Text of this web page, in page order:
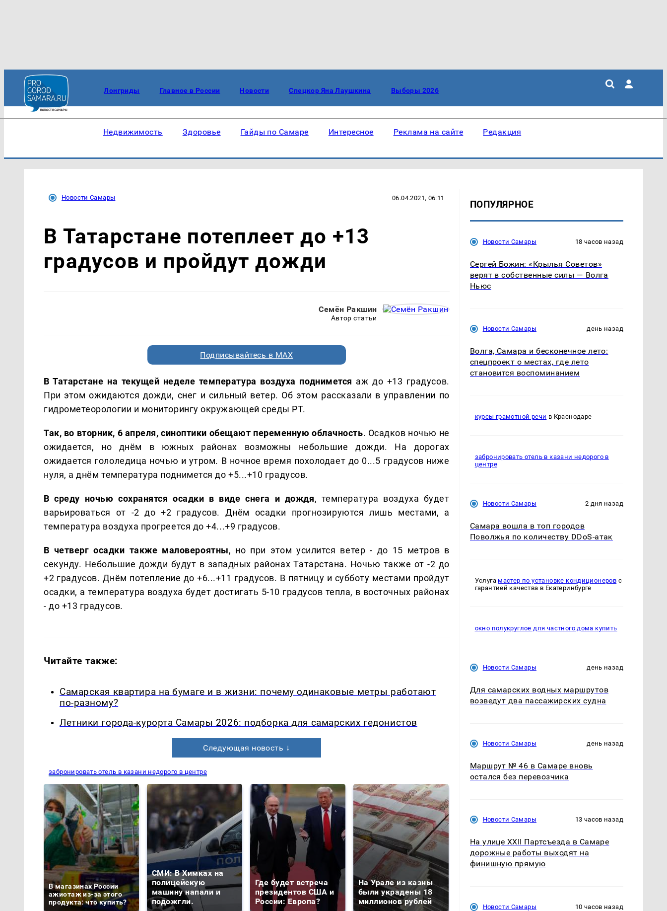
Лонгриды Главное в России Новости Спецкор Яна Лаушкина Выборы 2026
Недвижимость Здоровье Гайды по Самаре Интересное Реклама на сайте Редакция
Новости Самары 06.04.2021, 06:11
В Татарстане потеплеет до +13
градусов и пройдут дожди
Семён Ракшин
Автор статьи
Подписывайтесь в MAX
В Татарстане на текущей неделе температура воздуха поднимется аж до +13 градусов.
При этом ожидаются дожди, снег и сильный ветер. Об этом рассказали в управлении по
гидрометеорологии и мониторингу окружающей среды РТ.
Так, во вторник, 6 апреля, синоптики обещают переменную облачность. Осадков ночью не
ожидается, но днём в южных районах возможны небольшие дожди. На дорогах
ожидается гололедица ночью и утром. В ночное время похолодает до 0...5 градусов ниже
нуля, а днём температура поднимется до +5...+10 градусов.
В среду ночью сохранятся осадки в виде снега и дождя, температура воздуха будет
варьироваться от -2 до +2 градусов. Днём осадки прогнозируются лишь местами, а
температура воздуха прогреется до +4...+9 градусов.
В четверг осадки также маловероятны, но при этом усилится ветер - до 15 метров в
секунду. Небольшие дожди будут в западных районах Татарстана. Ночью также от -2 до
+2 градусов. Днём потепление до +6...+11 градусов. В пятницу и субботу местами пройдут
осадки, а температура воздуха будет достигать 5-10 градусов тепла, в восточных районах
- до +13 градусов.
Читайте также:
Самарская квартира на бумаге и в жизни: почему одинаковые метры работают
по-разному?
Летники города-курорта Самары 2026: подборка для самарских гедонистов
Следующая новость ↓
забронировать отель в казани недорого в центре
В магазинах России
ажиотаж из-за этого
продукта: что купить?
СМИ: В Химках на
полицейскую
машину напали и
подожгли.
Где будет встреча
президентов США и
России: Европа?
На Урале из казны
были украдены 18
миллионов рублей
так?!
ПОПУЛЯРНОЕ
Новости Самары 18 часов назад
Сергей Божин: «Крылья Советов»
верят в собственные силы — Волга
Ньюс
Новости Самары день назад
Волга, Самара и бесконечное лето:
спецпроект о местах, где лето
становится воспоминанием
курсы грамотной речи в Краснодаре
забронировать отель в казани недорого в
центре
Новости Самары 2 дня назад
Самара вошла в топ городов
Поволжья по количеству DDoS-атак
Услуга мастер по установке кондиционеров с
гарантией качества в Екатеринбурге
окно полукруглое для частного дома купить
Новости Самары день назад
Для самарских водных маршрутов
возведут два пассажирских судна
Новости Самары день назад
Маршрут № 46 в Самаре вновь
остался без перевозчика
Новости Самары 13 часов назад
На улице XXII Партсъезда в Самаре
дорожные работы выходят на
финишную прямую
Новости Самары 10 часов назад